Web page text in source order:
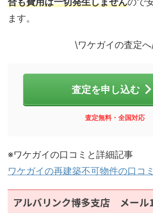
ます。
\ワケガイの査定
査定を申し込む
査定無料・全国対応
※ワケガイの口コミと詳細記事
ワケガイの再建築不可物件の口コ
アルバリンク博多支店 メール